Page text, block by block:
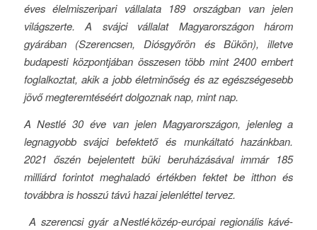
éves élelmiszeripari vállalata 189 országban van jelen
világszerte. A svájci vállalat Magyarországon három
gyárában (Szerencsen, Diósgyőrön és Bükön), illetve
budapesti központjában összesen több mint 2400 embert
foglalkoztat, akik a jobb életminőség és az egészségesebb
jövő megteremtéséért dolgoznak nap, mint nap.
ANestlé 30 éve van jelen Magyarországon, jelenleg a
legnagyobb svájci befektető és munkáltató hazánkban.
2021 őszén bejelentett büki beruházásával immár 185
milliárd forintot meghaladó értékben fektet be itthon és
továbbra is hosszú távú hazai jelenléttel tervez.
A szerencsi gyár aNestléközép-európai regionális kávé-